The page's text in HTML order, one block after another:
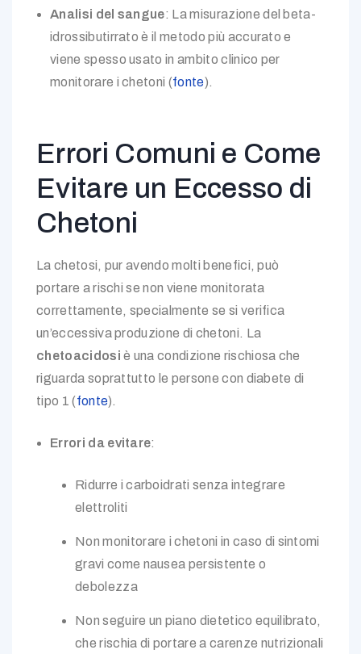
Analisi del sangue: La misurazione del beta-
idrossibutirrato è il metodo più accurato e
viene spesso usato in ambito clinico per
monitorare i chetoni (fonte).
Errori Comuni e Come
Evitare un Eccesso di
Chetoni
La chetosi, pur avendo molti benefici, può
portare a rischi se non viene monitorata
correttamente, specialmente se si verifica
un’eccessiva produzione di chetoni. La
chetoacidosi è una condizione rischiosa che
riguarda soprattutto le persone con diabete di
tipo 1 (fonte).
Errori da evitare:
Ridurre i carboidrati senza integrare
elettroliti
Non monitorare i chetoni in caso di sintomi
gravi come nausea persistente o
debolezza
Non seguire un piano dietetico equilibrato,
che rischia di portare a carenze nutrizionali